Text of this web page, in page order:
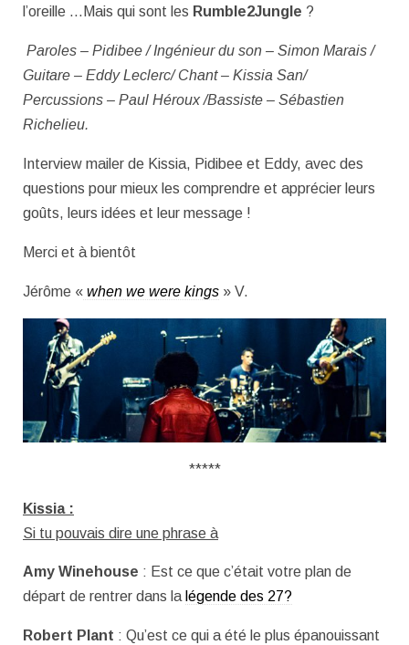
l’oreille …Mais qui sont les Rumble2Jungle ?
Paroles – Pidibee / Ingénieur du son – Simon Marais /
Guitare – Eddy Leclerc/ Chant – Kissia San/
Percussions – Paul Héroux /Bassiste – Sébastien
Richelieu.
Interview mailer de Kissia, Pidibee et Eddy, avec des
questions pour mieux les comprendre et apprécier leurs
goûts, leurs idées et leur message !
Merci et à bientôt
Jérôme « when we were kings » V.
*****
Kissia :
Si tu pouvais dire une phrase à
Amy Winehouse : Est ce que c’était votre plan de
départ de rentrer dans la légende des 27?
Robert Plant : Qu’est ce qui a été le plus épanouissant